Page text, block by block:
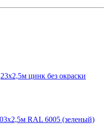
цинк без окраски
RAL 6005 (зеленый)